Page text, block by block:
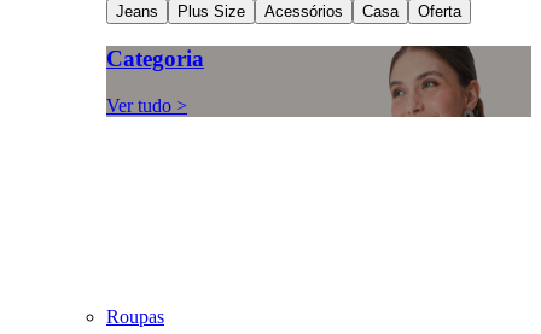
Jeans
Plus Size Acessórios Casa Oferta
Categoria
Ver tudo >
Roupas